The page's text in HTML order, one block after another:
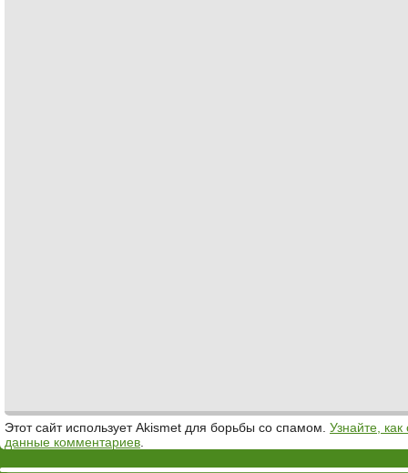
Этот сайт использует Akismet для борьбы со спамом. Узнайте,
данные комментариев